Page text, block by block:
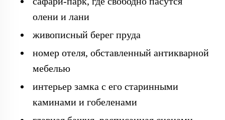
олени и лани
живописный берег пруда
номер отеля, обставленный антикварной
мебелью
интерьер замка с его старинными
каминами и гобеленами